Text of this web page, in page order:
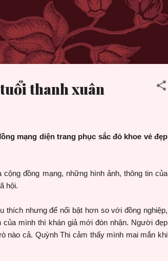
thanh xuân
mạng diện trang phục sắc đỏ khoe vẻ đẹp
cộng đồng mạng, những hình ảnh, thông tin của
hội.
thích nhưng để nổi bật hơn so với đồng nghiệp,
mình thì khán giả mới đón nhận. Người đẹp
nào cả. Quỳnh Thi cảm thấy mình mai mắn khi